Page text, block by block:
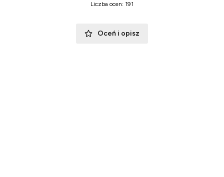
Liczba ocen: 191
Oceń i opisz